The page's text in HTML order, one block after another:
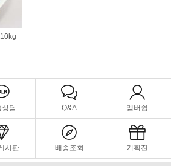
상담 Q&A 멤버쉽
시판 배송조회 기획전